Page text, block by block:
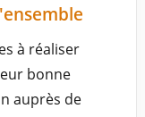
à réaliser
bonne
auprès de